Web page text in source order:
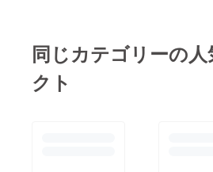
同じカテゴリーの
クト